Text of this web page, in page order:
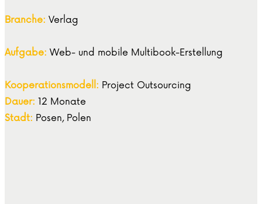
Branche: Verlag
Aufgabe: Web- und mobile Multibook-Erstellung
Kooperationsmodell: Project Outsourcing
Dauer: 12 Monate
Stadt: Posen, Polen